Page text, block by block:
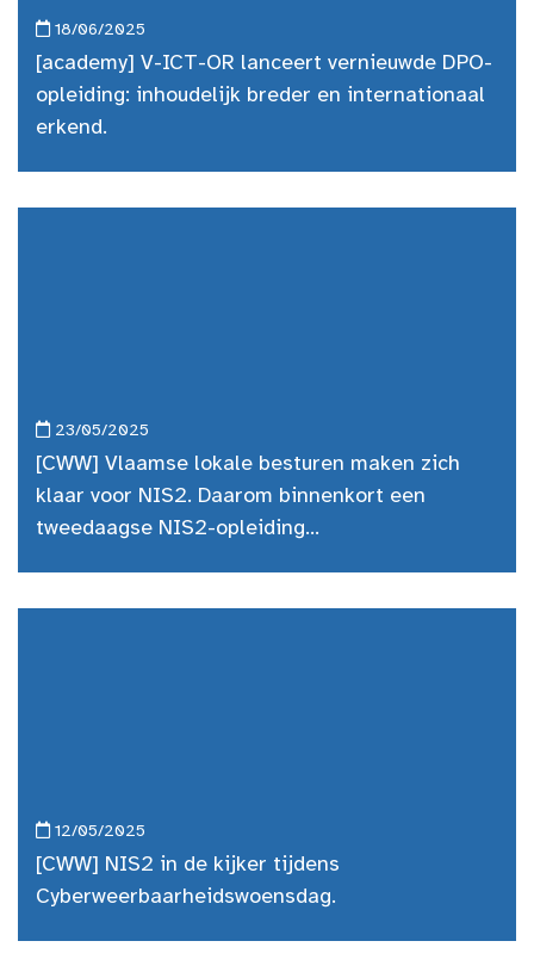
18/06/2025
[academy] V-ICT-OR lanceert vernieuwde DPO-
opleiding: inhoudelijk breder en internationaal
erkend.
23/05/2025
[CWW] Vlaamse lokale besturen maken zich
klaar voor NIS2. Daarom binnenkort een
tweedaagse NIS2-opleiding...
12/05/2025
[CWW] NIS2 in de kijker tijdens
Cyberweerbaarheidswoensdag.